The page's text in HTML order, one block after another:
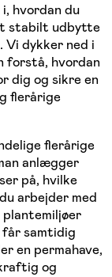
hvordan du
stabilt udbytte
dykker ned i
forstå, hvordan
dig og sikre en
flerårige
flerårige
anlægger
på, hvilke
arbejder med
får samtidig
en permahave,
og